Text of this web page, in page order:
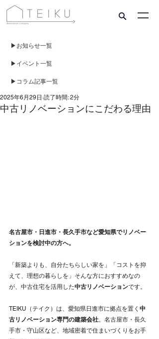
▶︎​お知らせ一覧
▶︎​イベント一覧
▶︎​コラム記事一覧
中古リノベーションにこだわる理由
2025年6月29日 読了時間: 2分
名古屋市・日進市・長久手市など愛知県でリノベー
ションを検討中の方へ。
「新築よりも、自分たちらしい家を」「コストを抑
えて、理想の暮らしを」そんな方におすすめなの
が、中古住宅を活用した中古リノベーションです。
TEIKU（テイク）は、愛知県日進市に拠点を置く 中
古リノベーション専門の建築会社。名古屋市・長久
手市・守山区など、地域密着で住まいづくりをお手